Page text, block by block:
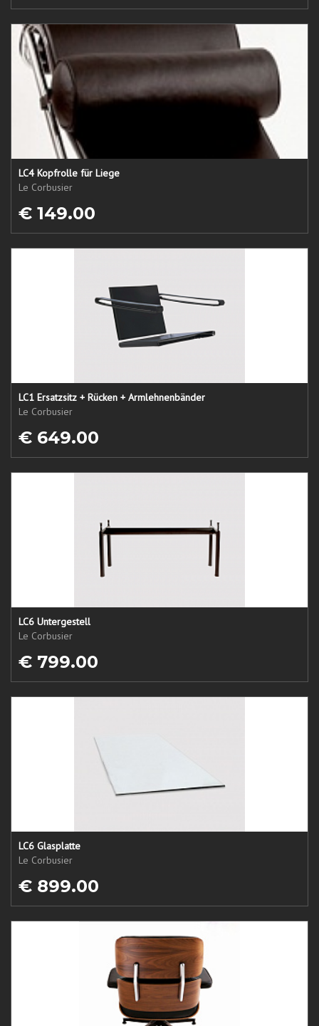
LC4 Kopfrolle für Liege
Le Corbusier
€ 149.00
LC1 Ersatzsitz + Rücken + Armlehnenbänder
Le Corbusier
€ 649.00
LC6 Untergestell
Le Corbusier
€ 799.00
LC6 Glasplatte
Le Corbusier
€ 899.00